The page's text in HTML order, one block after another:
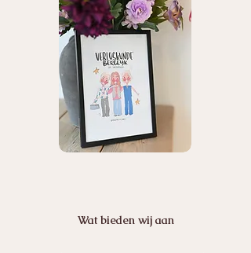
Wat bieden wij aan